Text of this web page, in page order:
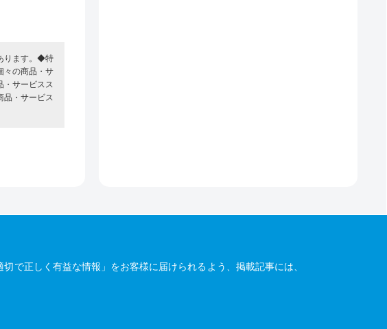
ります。◆特
々の商品・サ
・サービスス
品・サービス
で正しく有益な情報」をお客様に届けられるよう、掲載記事には、